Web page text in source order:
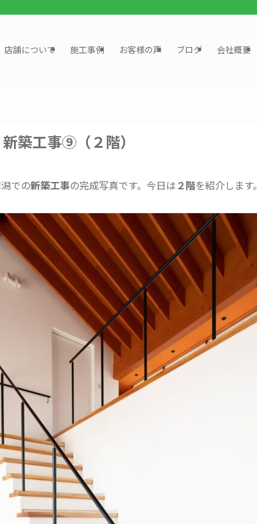
店舗について 施工事例 お客様の声 ブログ 会社概要
築工事⑨（２階）
での新築工事の完成写真です。今日は ２階を紹介します。